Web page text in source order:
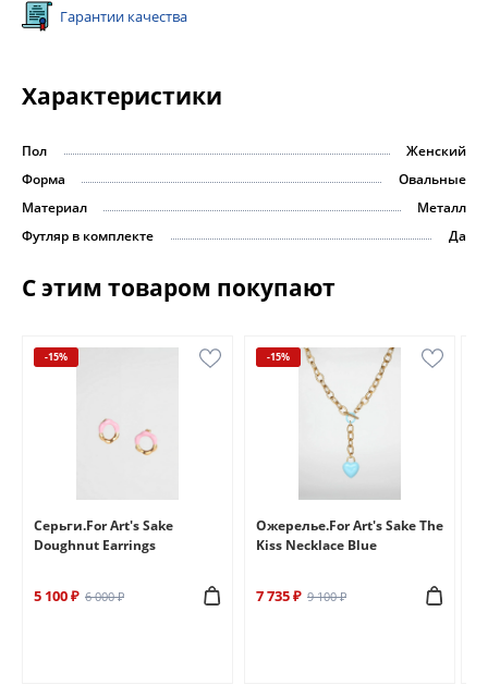
Гарантии качества
Характеристики
Пол
Женский
Форма
Овальные
Материал
Металл
Футляр в комплекте
Да
С этим товаром покупают
-15%
Серьги.For Art's Sake
Doughnut Earrings
5 100 ₽ 6 000 ₽
-15%
Ожерелье.For Art's Sake The
Kiss Necklace Blue
7 735 ₽ 9 100 ₽